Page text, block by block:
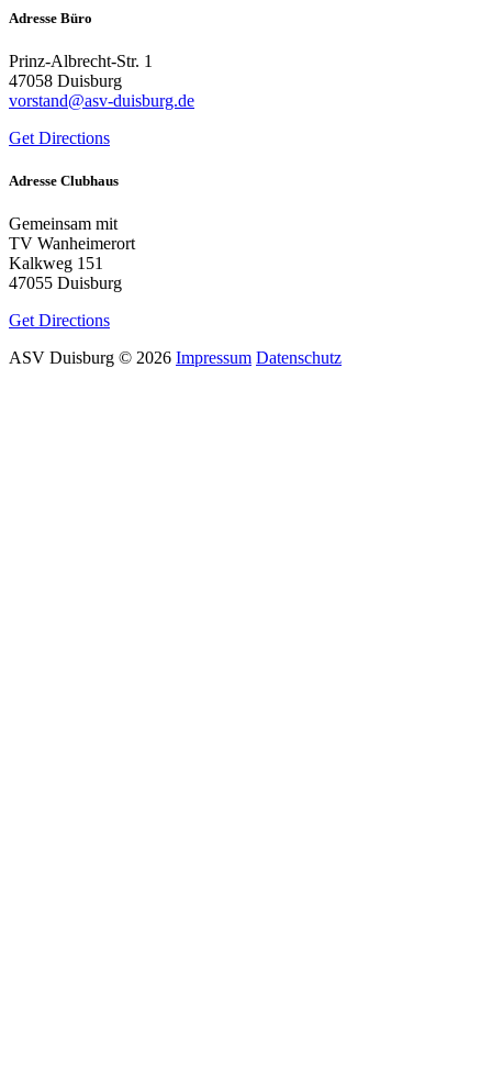
Adresse Büro
Prinz-Albrecht-Str. 1
47058 Duisburg
vorstand@asv-duisburg.de
Get Directions
Adresse Clubhaus
Gemeinsam mit
TV Wanheimerort
Kalkweg 151
47055 Duisburg
Get Directions
ASV Duisburg © 2026 Impressum Datenschutz